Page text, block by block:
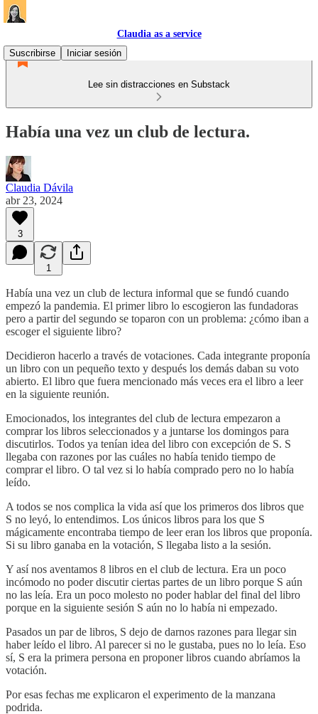
Claudia as a service
Suscribirse
Iniciar sesión
Lee sin distracciones en Substack
Había una vez un club de lectura.
Claudia Dávila
abr 23, 2024
3
1
Había una vez un club de lectura informal que se fundó cuando
empezó la pandemia. El primer libro lo escogieron las fundadoras
pero a partir del segundo se toparon con un problema: ¿cómo iban a
escoger el siguiente libro?
Decidieron hacerlo a través de votaciones. Cada integrante proponía
un libro con un pequeño texto y después los demás daban su voto
abierto. El libro que fuera mencionado más veces era el libro a leer
en la siguiente reunión.
Emocionados, los integrantes del club de lectura empezaron a
comprar los libros seleccionados y a juntarse los domingos para
discutirlos. Todos ya tenían idea del libro con excepción de S. S
llegaba con razones por las cuáles no había tenido tiempo de
comprar el libro. O tal vez si lo había comprado pero no lo había
leído.
A todos se nos complica la vida así que los primeros dos libros que
S no leyó, lo entendimos. Los únicos libros para los que S
mágicamente encontraba tiempo de leer eran los libros que proponía.
Si su libro ganaba en la votación, S llegaba listo a la sesión.
Y así nos aventamos 8 libros en el club de lectura. Era un poco
incómodo no poder discutir ciertas partes de un libro porque S aún
no las leía. Era un poco molesto no poder hablar del final del libro
porque en la siguiente sesión S aún no lo había ni empezado.
Pasados un par de libros, S dejo de darnos razones para llegar sin
haber leído el libro. Al parecer si no le gustaba, pues no lo leía. Eso
sí, S era la primera persona en proponer libros cuando abríamos la
votación.
Por esas fechas me explicaron el experimento de la manzana
podrida.